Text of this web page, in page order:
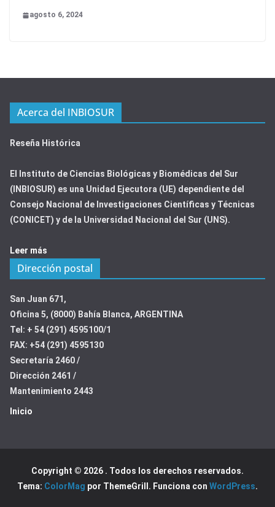
agosto 6, 2024
Acerca del INBIOSUR
Reseña Histórica
El Instituto de Ciencias Biológicas y Biomédicas del Sur
(INBIOSUR) es una Unidad Ejecutora (UE) dependiente del
Consejo Nacional de Investigaciones Científicas y Técnicas
(CONICET) y de la Universidad Nacional del Sur (UNS).
Leer más
Dirección postal
San Juan 671,
Oficina 5, (8000) Bahía Blanca, ARGENTINA
Tel: + 54 (291) 4595100/1
FAX: +54 (291) 4595130
Secretaría 2460 /
Dirección 2461 /
Mantenimiento 2443
Inicio
Copyright © 2026 . Todos los derechos reservados.
Tema: ColorMag por ThemeGrill. Funciona con WordPress.